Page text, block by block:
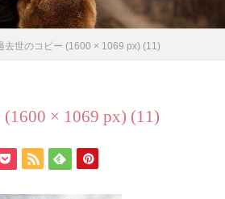
去世のコピー (1600 × 1069 px) (11)
× 1069 px) (11)